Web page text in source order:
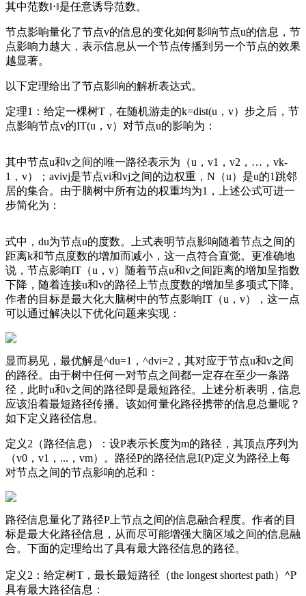
其中范数‖⋅‖是任意诱导范数。
节点影响量化了节点v的信息的变化如何影响节点u的信息，节
点影响力越大，表示信息从一个节点传播到另一个节点的效果
越显著。
以下定理给出了节点影响的解析表达式。
定理1：给定一棵树T，在随机游走的k=dist(u，v）步之后，节
点影响节点v的IT(u，v）对节点u的影响为：
其中节点u和v之间的唯一路径表示为（u，v1，v2，…，vk-
1，v）；avivj是节点vi和vj之间的边权重，N（u）是u的1跳邻
居的集合。由于脑树中所有边的权重均为1，上述公式可进一
步简化为：
式中，du为节点u的度数。上式表明节点影响随着节点之间的
距离k和节点度数的增加而减小，这一点符合直觉。更准确地
说，节点影响IT（u，v）随着节点u和v之间距离的增加呈指数
下降，随着连接u和v的路径上节点度数的增加呈多项式下降。
作者的目标是最大化大脑树中的节点影响IT（u，v），这一点
可以通过解决以下优化问题来实现：
显而易见，最优解是^du=1，^dvi=2，其对应于节点u和v之间
的路径。由于树中任何一对节点之间都一定存在至少一条路
径，此时u和v之间的路径即是最短路径。上述分析表明，信息
应该沿着最短路径传播。该如何量化路径携带的信息总量呢？
如下定义路径信息。
定义2（路径信息）：设P表示长度为m的路径，其顶点序列为
（v0，v1，...，vm）。路径P的路径信息I(P)定义为路径上每
对节点之间的节点影响的总和：
路径信息量化了路径P上节点之间的信息融合程度。作者的目
标是最大化路径信息，从而尽可能增强大脑区域之间的信息融
合。下面的定理给出了具有最大路径信息的路径。
定义2：给定树T，最长最短路径（the longest shortest path） ^P
具有最大路径信息：